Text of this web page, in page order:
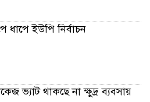
ধাপে ইউপি নির্বাচন
ভ্যাট থাকছে না ক্ষুদ্র ব্যবসায়